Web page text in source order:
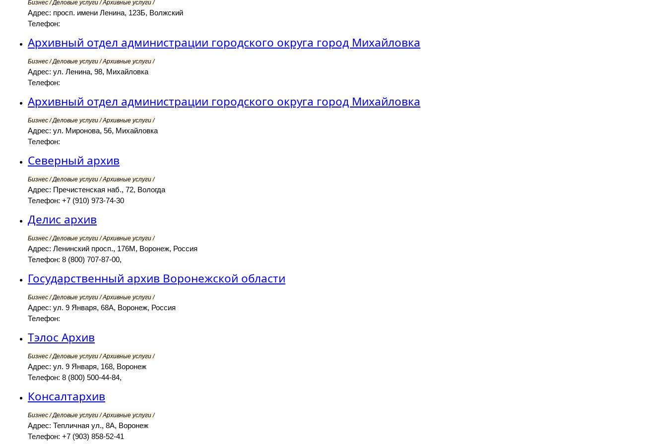
Бизнес / Деловые услуги / Архивные услуги /
Адрес: просп. имени Ленина, 123Б, Волжский
Телефон:
Архивный отдел администрации городского округа город Михайловка
Бизнес / Деловые услуги / Архивные услуги /
Адрес: ул. Ленина, 98, Михайловка
Телефон:
Архивный отдел администрации городского округа город Михайловка
Бизнес / Деловые услуги / Архивные услуги /
Адрес: ул. Миронова, 56, Михайловка
Телефон:
Северный архив
Бизнес / Деловые услуги / Архивные услуги /
Адрес: Пречистенская наб., 72, Вологда
Телефон: +7 (910) 973-74-30
Делис архив
Бизнес / Деловые услуги / Архивные услуги /
Адрес: Ленинский просп., 176М, Воронеж, Россия
Телефон: 8 (800) 707-87-00,
Государственный архив Воронежской области
Бизнес / Деловые услуги / Архивные услуги /
Адрес: ул. 9 Января, 68А, Воронеж, Россия
Телефон:
Тэлос Архив
Бизнес / Деловые услуги / Архивные услуги /
Адрес: ул. 9 Января, 168, Воронеж
Телефон: 8 (800) 500-44-84,
Консалтархив
Бизнес / Деловые услуги / Архивные услуги /
Адрес: Тепличная ул., 8А, Воронеж
Телефон: +7 (903) 858-52-41